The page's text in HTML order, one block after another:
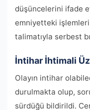
düşüncelerini ifade
emniyetteki işlemleri
talimatıyla serbest
İntihar İhtimali
Olayın intihar
durulmakta olup,
sürdüğü bildirildi.